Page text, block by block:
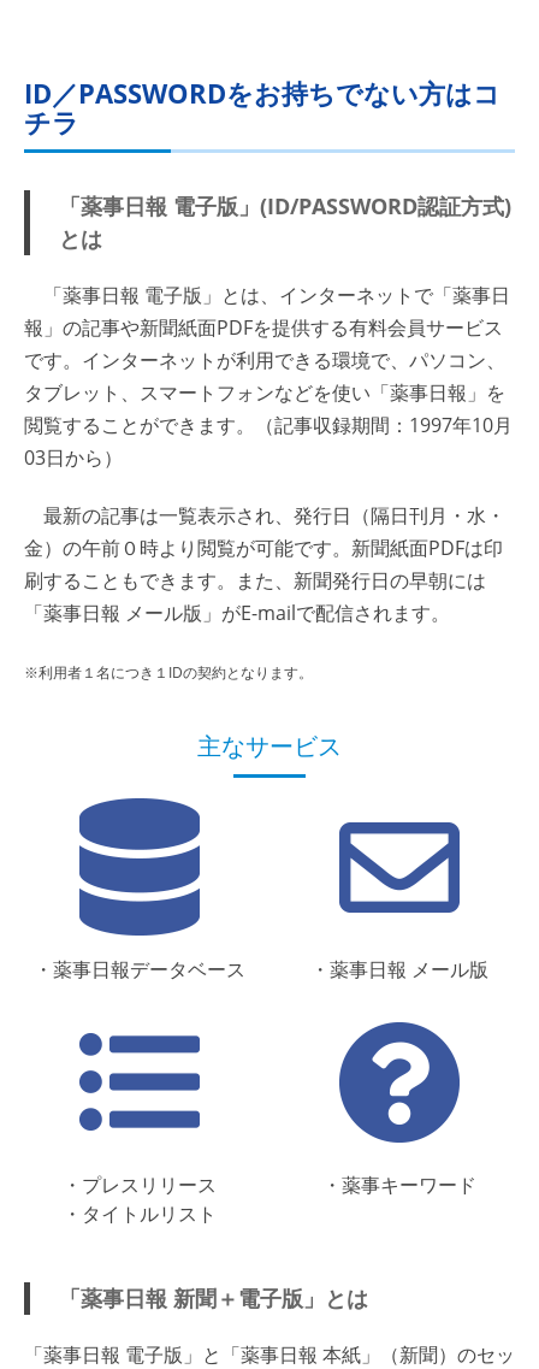
ID／PASSWORDをお持ちでない方はコ
チラ
「薬事日報 電子版」(ID/PASSWORD認証方式)
とは
「薬事日報 電子版」とは、インターネットで「薬事日
報」の記事や新聞紙面PDFを提供する有料会員サービス
です。インターネットが利用できる環境で、パソコン、
タブレット、スマートフォンなどを使い「薬事日報」を
閲覧することができます。（記事収録期間：1997年10月
03日から）
最新の記事は一覧表示され、発行日（隔日刊月・水・
金）の午前０時より閲覧が可能です。新聞紙面PDFは印
刷することもできます。また、新聞発行日の早朝には
「薬事日報 メール版」がE-mailで配信されます。
※利用者１名につき１IDの契約となります。
主なサービス
・薬事日報データベース ・薬事日報 メール版
・プレスリリース
・タイトルリスト
・薬事キーワード
「薬事日報 新聞＋電子版」とは
「薬事日報 電子版」と「薬事日報 本紙」（新聞）のセッ